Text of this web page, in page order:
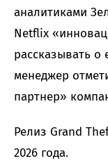
аналитиками
Netflix
рассказывать о
менеджер
партнер»
Релиз Grand
2026 года.